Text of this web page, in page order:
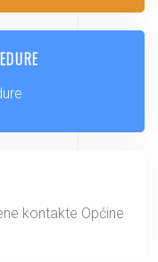
kontakte Općine